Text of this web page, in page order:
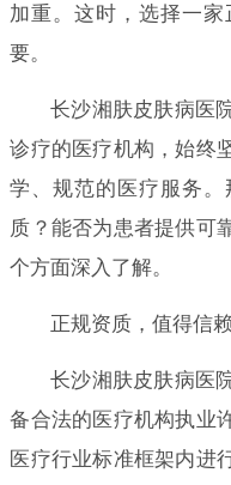
加重。这时，选择一
要。
长沙湘肤皮肤病医
诊疗的医疗机构，始终
学、规范的医疗服务
质？能否为患者提供可
个方面深入了解。
正规资质，值得信赖
长沙湘肤皮肤病医
备合法的医疗机构执业
医疗行业标准框架内进